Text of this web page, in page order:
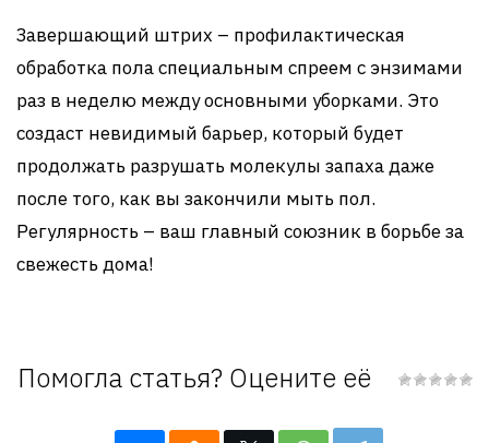
Завершающий штрих – профилактическая
обработка пола специальным спреем с энзимами
раз в неделю между основными уборками. Это
создаст невидимый барьер, который будет
продолжать разрушать молекулы запаха даже
после того, как вы закончили мыть пол.
Регулярность – ваш главный союзник в борьбе за
свежесть дома!
Помогла статья? Оцените её